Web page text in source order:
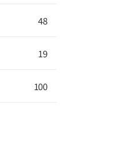
48
19
100